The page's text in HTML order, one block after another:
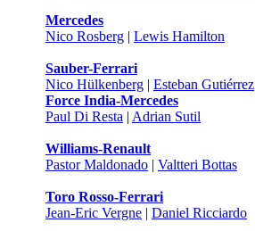
Mercedes
Nico Rosberg | Lewis Hamilton
Sauber-Ferrari
Nico Hülkenberg | Esteban Gutiérrez
Force India-Mercedes
Paul Di Resta | Adrian Sutil
Williams-Renault
Pastor Maldonado | Valtteri Bottas
Toro Rosso-Ferrari
Jean-Eric Vergne | Daniel Ricciardo